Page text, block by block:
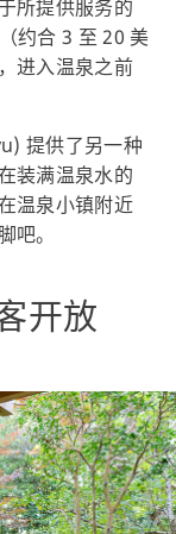
所提供服务的
约合 3 至 20 美
进入温泉之前
提供了另一种
装满温泉水的
温泉小镇附近
吧。
开放